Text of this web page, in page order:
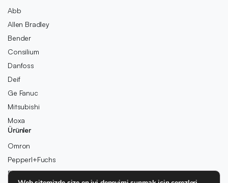
Abb
Allen Bradley
Bender
Consilium
Danfoss
Deif
Ge Fanuc
Mitsubishi
Moxa
Ürünler
Omron
Pepperl+Fuchs
Pilz